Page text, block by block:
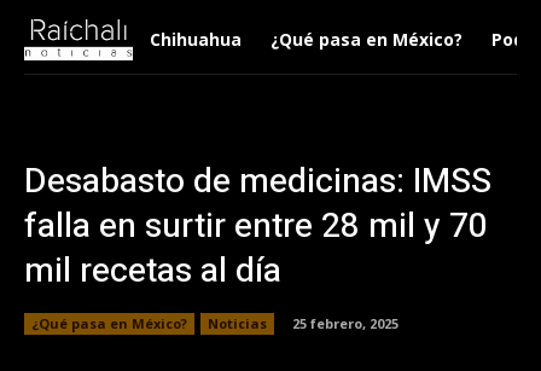
Chihuahua ¿Qué pasa en México?
Desabasto de medicinas: IMSS
falla en surtir entre 28 mil y 70
mil recetas al día
¿Qué pasa en México? Noticias 25 febrero, 2025